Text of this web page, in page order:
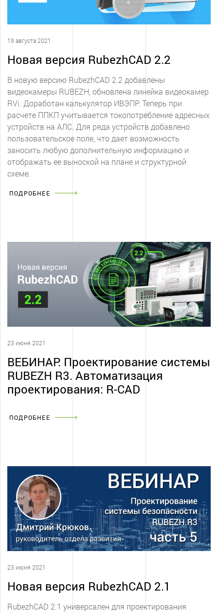
19 августа 2021
Новая версия RubezhCAD 2.2
В новую версию RubezhCAD 2.2 добавлены
видеокамеры RUBEZH, обновлена линейка видеокамер
RVi. Доработан калькулятор ИВЭПР. Теперь при
расчете ППКП учитывается токопотребление адресных
устройств на АЛС. Для ряда устройств добавлено
пользовательское поле, что дает возможность
заносить любую дополнительную информацию и
отображать ее выноской на плане и структурной
схеме.
ПОДРОБНЕЕ
23 июня 2021
ВЕБИНАР. Проектирование системы
RUBEZH R3. Автоматизация
проектирования: R-CAD
ПОДРОБНЕЕ
23 июня 2021
Новая версия RubezhCAD 2.1
RubezhCAD 2.1 универсален для проектирования